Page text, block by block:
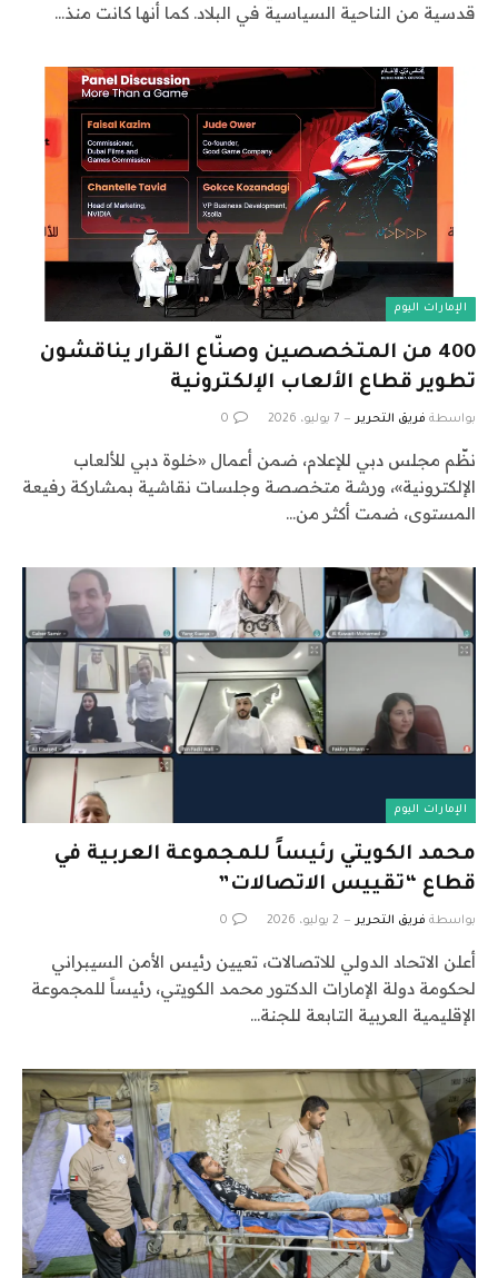
قدسية من الناحية السياسية في البلاد. كما أنها كانت منذ…
الإمارات اليوم
400 من المتخصصين وصنّاع القرار يناقشون
تطوير قطاع الألعاب الإلكترونية
بواسطة فريق التحرير 7 يوليو، 2026 0
نظّم مجلس دبي للإعلام، ضمن أعمال «خلوة دبي للألعاب
الإلكترونية»، ورشة متخصصة وجلسات نقاشية بمشاركة رفيعة
المستوى، ضمت أكثر من…
الإمارات اليوم
محمد الكويتي رئيساً للمجموعة العربية في
قطاع “تقييس الاتصالات”
بواسطة فريق التحرير 2 يوليو، 2026 0
أعلن الاتحاد الدولي للاتصالات، تعيين رئيس الأمن السيبراني
لحكومة دولة الإمارات الدكتور محمد الكويتي، رئيساً للمجموعة
الإقليمية العربية التابعة للجنة…